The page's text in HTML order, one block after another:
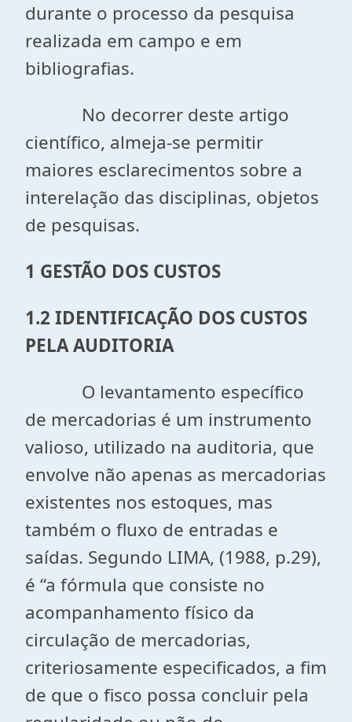
durante o processo da pesquisa
realizada em campo e em
bibliografias.
No decorrer deste artigo
científico, almeja-se permitir
maiores esclarecimentos sobre a
interelação das disciplinas, objetos
de pesquisas.
1 GESTÃO DOS CUSTOS
1.2 IDENTIFICAÇÃO DOS CUSTOS
PELA AUDITORIA
O levantamento específico
de mercadorias é um instrumento
valioso, utilizado na auditoria, que
envolve não apenas as mercadorias
existentes nos estoques, mas
também o fluxo de entradas e
saídas. Segundo LIMA, (1988, p.29),
é “a fórmula que consiste no
acompanhamento físico da
circulação de mercadorias,
criteriosamente especificados, a fim
de que o fisco possa concluir pela